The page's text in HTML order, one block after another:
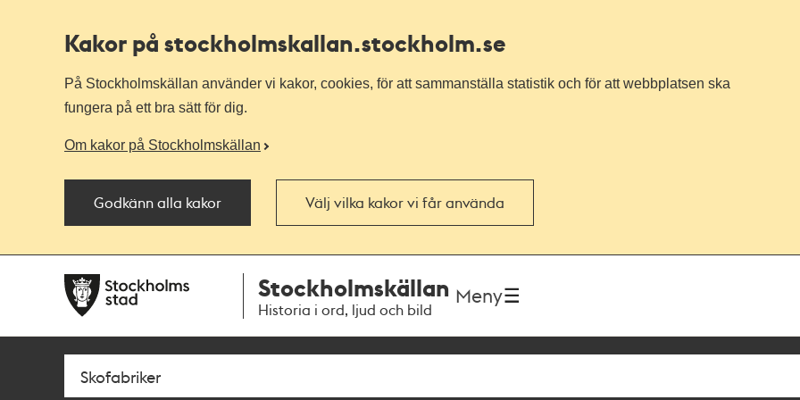
Kakor på stockholmskallan.stockholm.se
På Stockholmskällan använder vi kakor, cookies, för att sammanställa statistik och för att webbplatsen ska
fungera på ett bra sätt för dig.
Om kakor på Stockholmskällan
Godkänn alla kakor Välj vilka kakor vi får använda
navigationen
huvudinnehållet
Stockholmskällan
Historia i ord, ljud och bild
Meny
Sök